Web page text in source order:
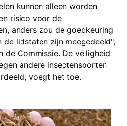
kunnen alleen worden
risico voor de
anders zou de goedkeuring
de lidstaten zijn meegedeeld",
de Commissie. De veiligheid
andere insectensoorten
voegt het toe.